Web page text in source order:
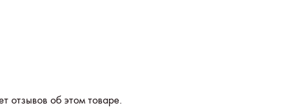
отзывов об этом товаре.